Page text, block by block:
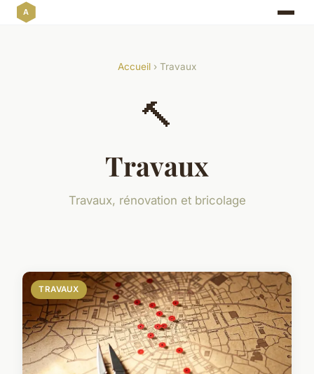
Accueil › Travaux
🔨
Travaux
Travaux, rénovation et bricolage
TRAVAUX